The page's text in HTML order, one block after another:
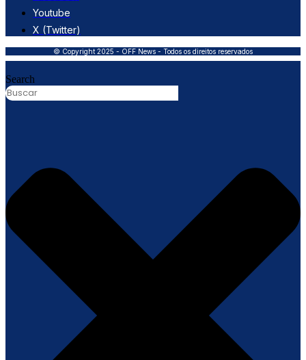
Youtube
X (Twitter)
© Copyright 2025 - OFF News - Todos os direitos reservados
Search